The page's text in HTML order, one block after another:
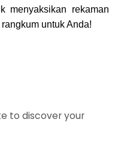
menyaksikan rekaman
untuk Anda!
to discover your